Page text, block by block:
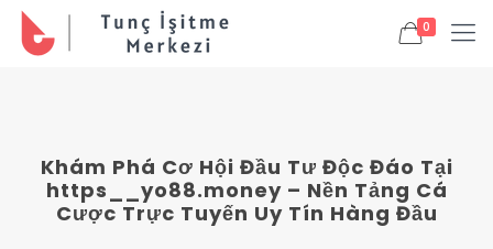
0
Khám Phá Cơ Hội Đầu Tư Độc Đáo Tại
https__yo88.money – Nền Tảng Cá
Cược Trực Tuyến Uy Tín Hàng Đầu